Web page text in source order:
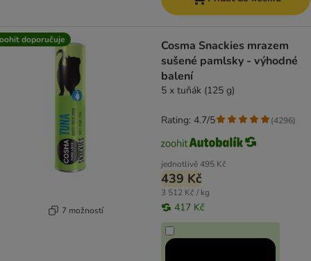
doporučuje
7 možností
Cosma Snackies mrazem
sušené pamlsky - výhodné
balení
5 x tuňák (125 g)
jednotlivě495 Kč
439 Kč
3 512 Kč / kg
417 Kč
Rating: 4.7/5 (4296)